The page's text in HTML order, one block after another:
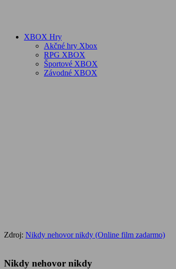
XBOX Hry
Akčné hry Xbox
RPG XBOX
Športové XBOX
Závodné XBOX
Zdroj: Nikdy nehovor nikdy (Online film zadarmo)
Nikdy nehovor nikdy